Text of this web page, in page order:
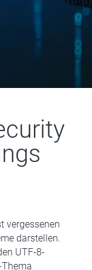
vergessenen
darstellen.
UTF-8-